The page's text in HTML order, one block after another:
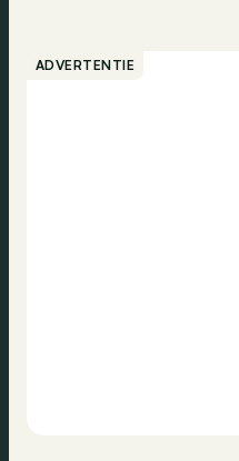
ADVERTENTIE